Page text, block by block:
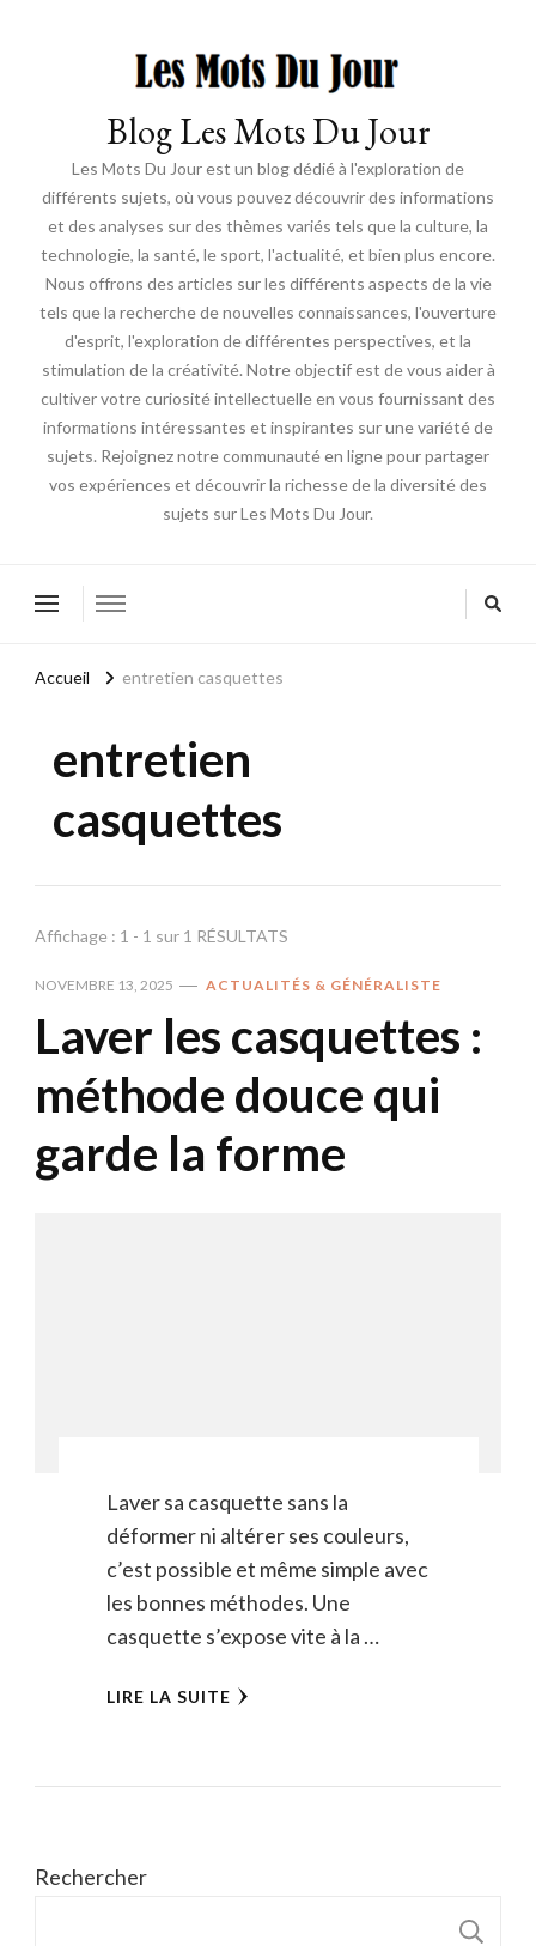
Blog Les Mots Du Jour
Les Mots Du Jour est un blog dédié à l'exploration de
différents sujets, où vous pouvez découvrir des informations
et des analyses sur des thèmes variés tels que la culture, la
technologie, la santé, le sport, l'actualité, et bien plus encore.
Nous offrons des articles sur les différents aspects de la vie
tels que la recherche de nouvelles connaissances, l'ouverture
d'esprit, l'exploration de différentes perspectives, et la
stimulation de la créativité. Notre objectif est de vous aider à
cultiver votre curiosité intellectuelle en vous fournissant des
informations intéressantes et inspirantes sur une variété de
sujets. Rejoignez notre communauté en ligne pour partager
vos expériences et découvrir la richesse de la diversité des
sujets sur Les Mots Du Jour.
Accueil entretien casquettes
entretien
casquettes
Affichage : 1 - 1 sur 1 RÉSULTATS
NOVEMBRE 13, 2025 ACTUALITÉS & GÉNÉRALISTE
Laver les casquettes :
méthode douce qui
garde la forme
Laver sa casquette sans la
déformer ni altérer ses couleurs,
c’est possible et même simple avec
les bonnes méthodes. Une
casquette s’expose vite à la …
LIRE LA SUITE
Rechercher